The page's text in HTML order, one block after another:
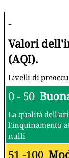
-
Valori
(AQI).
Livelli di
0 - 50
La qualità
l'inquinamento
nulli
51 -100